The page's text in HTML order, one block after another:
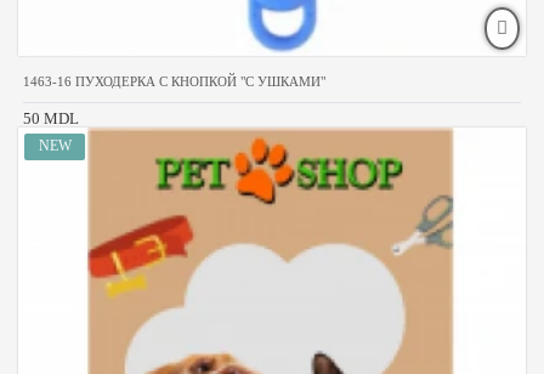
1463-16 ПУХОДЕРКА С КНОПКОЙ "С УШКАМИ"
50 MDL